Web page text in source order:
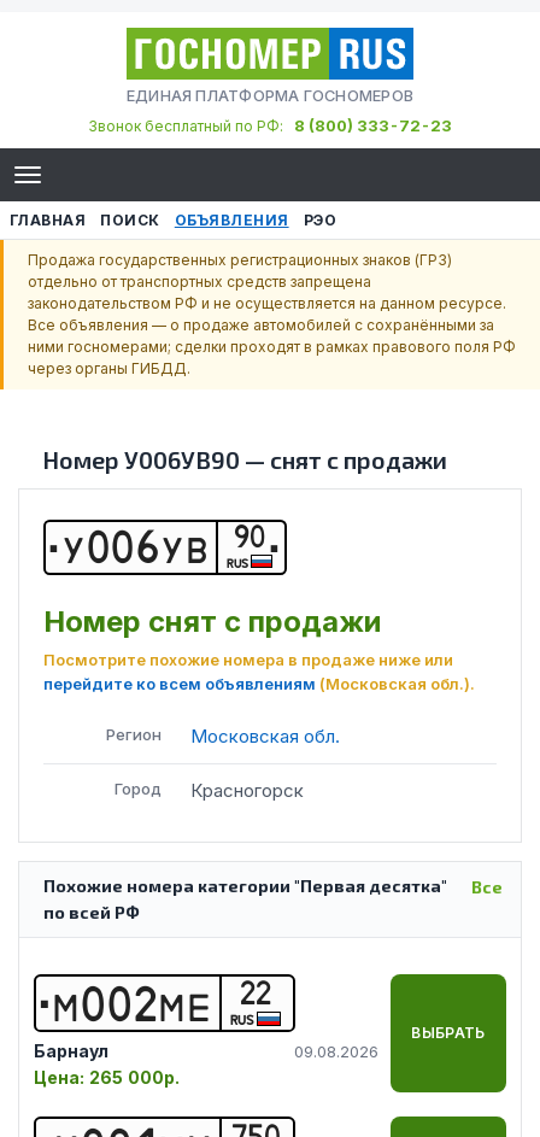
ЕДИНАЯ ПЛАТФОРМА ГОСНОМЕРОВ
Звонок бесплатный по РФ:
8 (800) 333-72-23
ГЛАВНАЯ ПОИСК ОБЪЯВЛЕНИЯ РЭО
Продажа государственных регистрационных знаков (ГРЗ)
отдельно от транспортных средств запрещена
законодательством РФ и не осуществляется на данном ресурсе.
Все объявления — о продаже автомобилей с сохранёнными за
ними госномерами; сделки проходят в рамках правового поля РФ
через органы ГИБДД.
Номер У006УВ90 — снят с продажи
У006УВ 90
RUS
Номер снят с продажи
Посмотрите похожие номера в продаже ниже или
перейдите ко всем объявлениям (Московская обл.).
Регион Московская обл.
Город Красногорск
Все
Похожие номера категории "Первая десятка"
по всей РФ
М002МЕ 22
RUS
Барнаул 09.08.2026
Цена: 265 000р.
ВЫБРАТЬ